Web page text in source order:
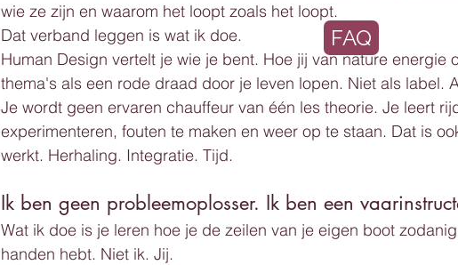
wie ze zijn en waarom het loopt zoals het loopt.
Dat verband leggen is wat ik doe.
Human Design vertelt je wie je bent. Hoe jij van nature energie
thema's als een rode draad door je leven lopen. Niet als label.
Je wordt geen ervaren chauffeur van één les theorie. Je leert
experimenteren, fouten te maken en weer op te staan. Dat is
werkt. Herhaling. Integratie. Tijd.
Ik ben geen probleemoplosser. Ik ben een
Wat ik doe is je leren hoe je de zeilen van je eigen boot
handen hebt. Niet ik. Jij.
FAQ